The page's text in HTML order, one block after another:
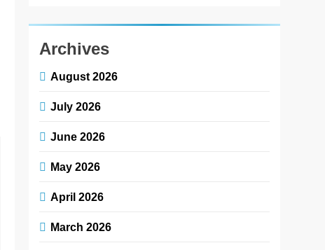
Archives
August 2026
July 2026
June 2026
May 2026
April 2026
March 2026